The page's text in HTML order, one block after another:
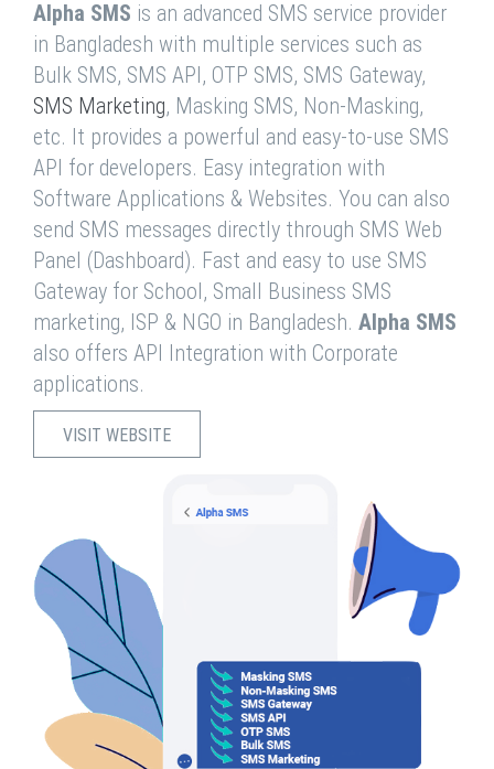
Alpha SMS is an advanced SMS service provider
in Bangladesh with multiple services such as
Bulk SMS, SMS API, OTP SMS, SMS Gateway,
SMS Marketing, Masking SMS, Non-Masking,
etc. It provides a powerful and easy-to-use SMS
API for developers. Easy integration with
Software Applications & Websites. You can also
send SMS messages directly through SMS Web
Panel (Dashboard). Fast and easy to use SMS
Gateway for School, Small Business SMS
marketing, ISP & NGO in Bangladesh. Alpha SMS
also offers API Integration with Corporate
applications.
VISIT WEBSITE